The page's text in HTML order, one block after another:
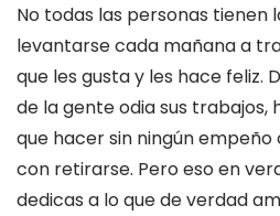
No todas las personas tienen
levantarse cada mañana a
que les gusta y les hace feliz.
de la gente odia sus trabajos,
que hacer sin ningún empeño
con retirarse. Pero eso en
dedicas a lo que de verdad